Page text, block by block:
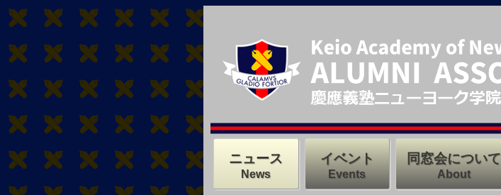
ニュース
News
イベント
Events
同窓会について
About